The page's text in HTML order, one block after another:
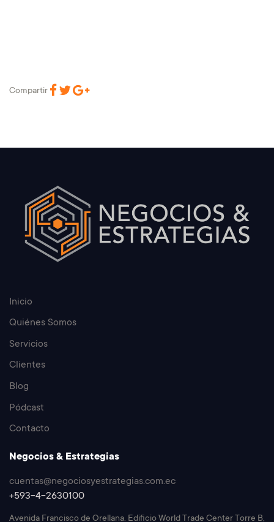
Compartir
Inicio
Quiénes Somos
Servicios
Clientes
Blog
Pódcast
Contacto
Negocios & Estrategias
cuentas@negociosyestrategias.com.ec
+593-4-2630100
Avenida Francisco de Orellana. Edificio World Trade Center Torre B,